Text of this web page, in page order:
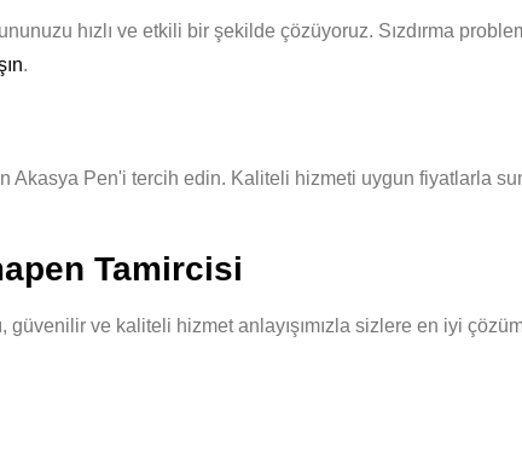
hızlı ve etkili bir şekilde çözüyoruz. Sızdırma
.
Akasya Pen'i tercih edin. Kaliteli hizmeti uygun fiyatlarla
Tamircisi
ve kaliteli hizmet anlayışımızla sizlere en iyi